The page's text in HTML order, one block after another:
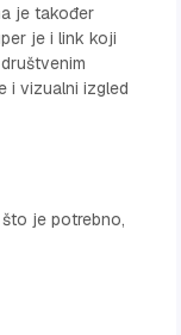
je također
je i link koji
i vizualni izgled
je potrebno,